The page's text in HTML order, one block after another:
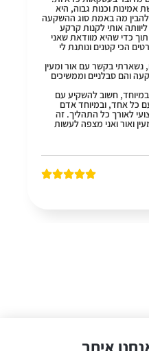
וכנות גבוה, היא
מה באמת סוג ההשקעה
אותי לקנות קרקע
כדי שהיא מוודאת שאני
הכי קטנים ונותנת לי
בקשר עם אור ומעין
והם סבלניים וממשיכים
חשוב להשקיע עם
כל אחד, ובמיוחד אדם
לאורך כל התהליך. זה
ואור ואני מצפה לעשות